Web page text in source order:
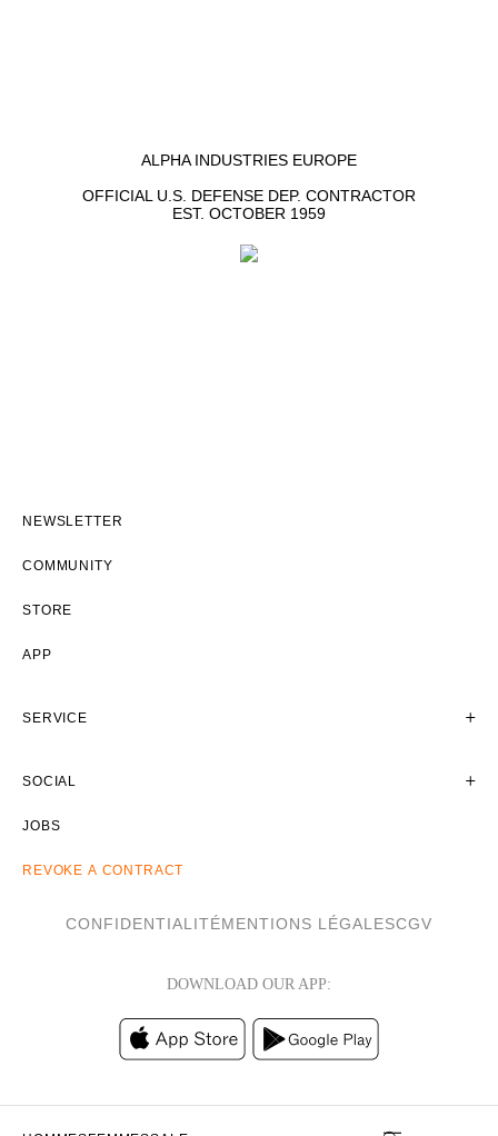
ALPHA INDUSTRIES EUROPE
OFFICIAL U.S. DEFENSE DEP. CONTRACTOR
EST. OCTOBER 1959
NEWSLETTER
COMMUNITY
STORE
APP
SERVICE
SOCIAL
JOBS
REVOKE A CONTRACT
CONFIDENTIALITÉMENTIONS LÉGALESCGV
DOWNLOAD OUR APP: